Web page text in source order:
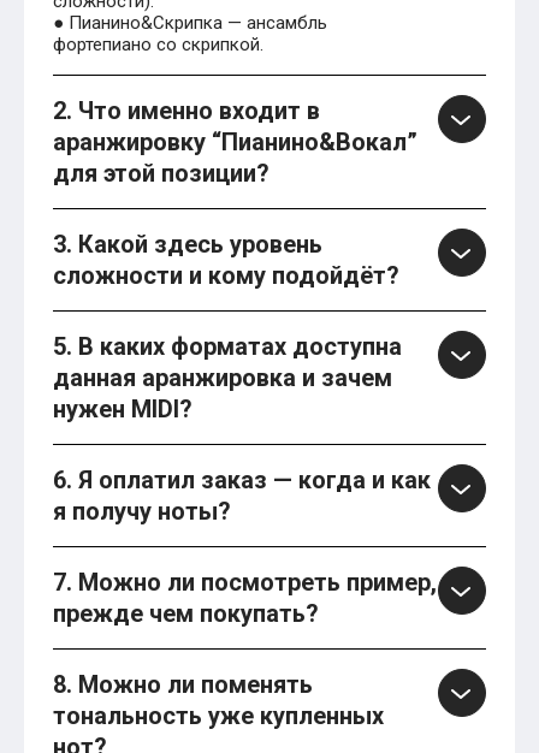
● Пианино&Скрипка — ансамбль
фортепиано со скрипкой.
2. Что именно входит в
аранжировку “Пианино&Вокал”
для этой позиции?
3. Какой здесь уровень
сложности и кому подойдёт?
5. В каких форматах доступна
данная аранжировка и зачем
нужен MIDI?
6. Я оплатил заказ — когда и как
я получу ноты?
7. Можно ли посмотреть пример,
прежде чем покупать?
8. Можно ли поменять
тональность уже купленных